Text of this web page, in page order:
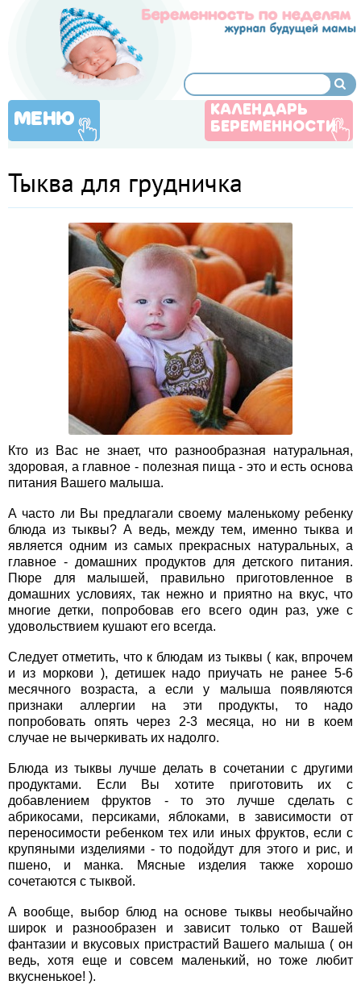
МЕНЮ
КАЛЕНДАРЬ
БЕРЕМЕННОСТИ
Тыква для грудничка
Кто из Вас не знает, что разнообразная натуральная,
здоровая, а главное - полезная пища - это и есть основа
питания Вашего малыша.
А часто ли Вы предлагали своему маленькому ребенку
блюда из тыквы? А ведь, между тем, именно тыква и
является одним из самых прекрасных натуральных, а
главное - домашних продуктов для детского питания.
Пюре для малышей, правильно приготовленное в
домашних условиях, так нежно и приятно на вкус, что
многие детки, попробовав его всего один раз, уже с
удовольствием кушают его всегда.
Следует отметить, что к блюдам из тыквы ( как, впрочем
и из моркови ), детишек надо приучать не ранее 5-6
месячного возраста, а если у малыша появляются
признаки аллергии на эти продукты, то надо
попробовать опять через 2-3 месяца, но ни в коем
случае не вычеркивать их надолго.
Блюда из тыквы лучше делать в сочетании с другими
продуктами. Если Вы хотите приготовить их с
добавлением фруктов - то это лучше сделать с
абрикосами, персиками, яблоками, в зависимости от
переносимости ребенком тех или иных фруктов, если с
крупяными изделиями - то подойдут для этого и рис, и
пшено, и манка. Мясные изделия также хорошо
сочетаются с тыквой.
А вообще, выбор блюд на основе тыквы необычайно
широк и разнообразен и зависит только от Вашей
фантазии и вкусовых пристрастий Вашего малыша ( он
ведь, хотя еще и совсем маленький, но тоже любит
вкусненькое! ).